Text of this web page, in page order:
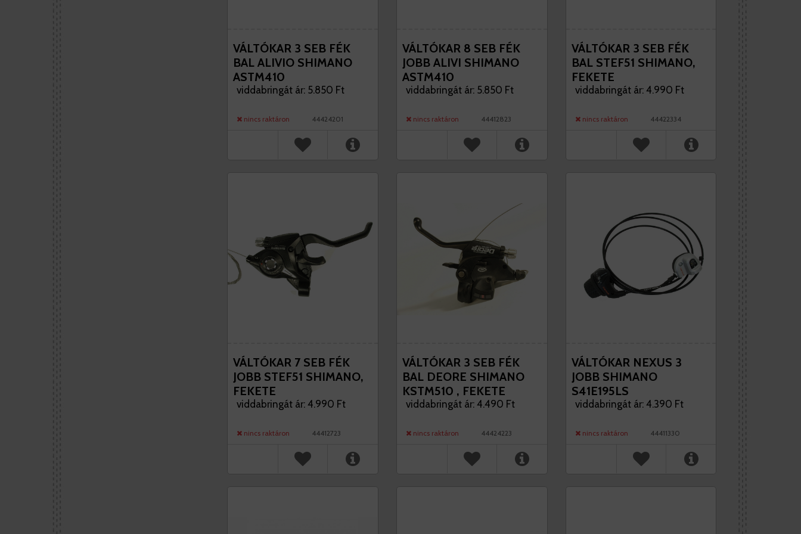
VÁLTÓKAR 3 SEB FÉK
BAL ALIVIO SHIMANO
ASTM410
viddabringát ár: 5.850 Ft
nincs raktáron 44424201
VÁLTÓKAR 8 SEB FÉK
JOBB ALIVI SHIMANO
ASTM410
viddabringát ár: 5.850 Ft
nincs raktáron 44412823
VÁLTÓKAR 3 SEB FÉK
BAL STEF51 SHIMANO,
FEKETE
viddabringát ár: 4.990 Ft
nincs raktáron 44422334
VÁLTÓKAR 7 SEB FÉK
JOBB STEF51 SHIMANO,
FEKETE
viddabringát ár: 4.990 Ft
nincs raktáron 44412723
VÁLTÓKAR 3 SEB FÉK
BAL DEORE SHIMANO
KSTM510 , FEKETE
viddabringát ár: 4.490 Ft
nincs raktáron 44424223
VÁLTÓKAR NEXUS 3
JOBB SHIMANO
S41E195LS
viddabringát ár: 4.390 Ft
nincs raktáron 44411330